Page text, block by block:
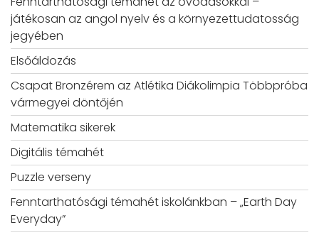
játékosan az angol nyelv és a környezettudatosság
jegyében
Elsőáldozás
Csapat Bronzérem az Atlétika Diákolimpia Többpróba
vármegyei döntőjén
Matematika sikerek
Digitális témahét
Puzzle verseny
Fenntarthatósági témahét iskolánkban – „Earth Day
Everyday”